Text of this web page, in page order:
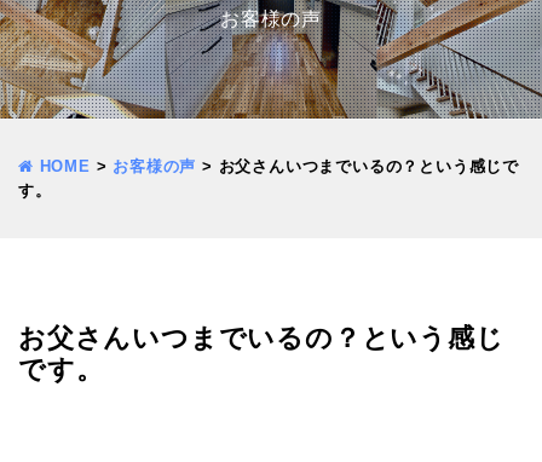
お客様の声
HOME > お客様の声 > お父さんいつまでいるの？という感じで
す。
お父さんいつまでいるの？という感じ
です。